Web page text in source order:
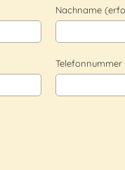
Nachname